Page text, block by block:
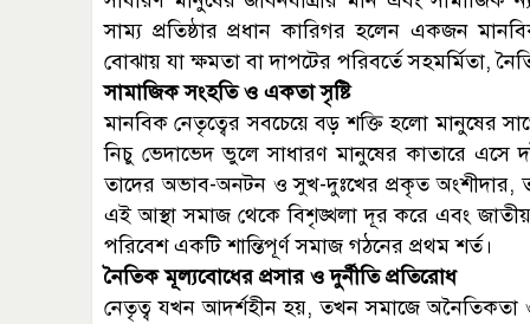
সাম্য প্রতিষ্ঠার প্রধান কারিগর হলেন একজন
বোঝায় যা ক্ষমতা বা দাপটের পরিবর্তে সহমর্মিতা,
সামাজিক সংহতি ও একতা সৃষ্টি
মানবিক নেতৃত্বের সবচেয়ে বড় শক্তি হলো মানুষের
নিচু ভেদাভেদ ভুলে সাধারণ মানুষের কাতারে এসে
তাদের অভাব-অনটন ও সুখ-দুঃখের প্রকৃত অংশীদার,
এই আস্থা সমাজ থেকে বিশৃঙ্খলা দূর করে এবং
পরিবেশ একটি শান্তিপূর্ণ সমাজ গঠনের প্রথম শর্ত।
নৈতিক মূল্যবোধের প্রসার ও দুর্নীতি প্রতিরোধ
নেতৃত্ব যখন আদর্শহীন হয়, তখন সমাজে অনৈতিকতা